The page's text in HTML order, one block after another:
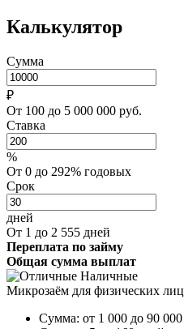
Калькулятор
Сумма
₽
От 100 до 5 000 000 руб.
Ставка
%
От 0 до 292% годовых
Срок
дней
От 1 до 2 555 дней
Переплата по займу
Общая сумма выплат
Микрозаём для физических лиц
Сумма: от 1 000 до 90 000